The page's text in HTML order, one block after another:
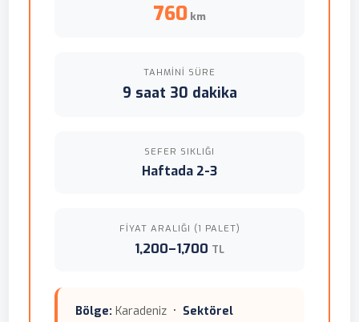
760 km
TAHMINI SÜRE
9 saat 30 dakika
SEFER SIKLIĞI
Haftada 2-3
FIYAT ARALIĞI (1 PALET)
1,200–1,700 TL
Bölge: Karadeniz • Sektörel